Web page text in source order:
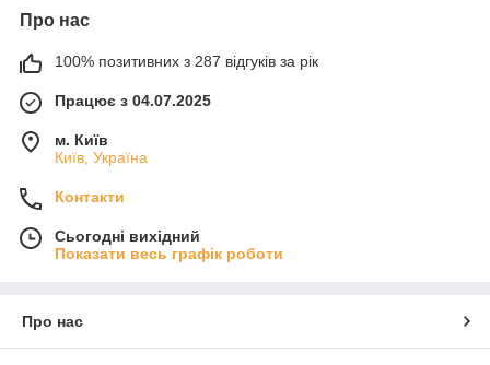
Про нас
100% позитивних з 287 відгуків за рік
Працює з 04.07.2025
м. Київ
Київ, Україна
Контакти
Сьогодні вихідний
Показати весь графік роботи
Про нас